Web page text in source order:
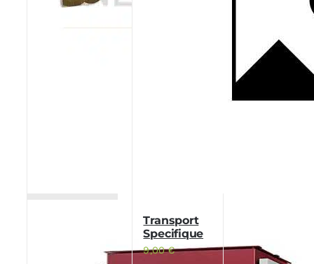
Transport
Specifique
9,00€